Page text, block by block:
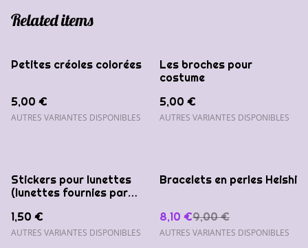
Related items
Petites créoles colorées
5,00 €
AUTRES VARIANTES DISPONIBLES
Les broches pour
costume
5,00 €
AUTRES VARIANTES DISPONIBLES
Stickers pour lunettes
(lunettes fournies par
1,50 €
AUTRES VARIANTES DISPONIBLES
%
Bracelets en perles Heishi
8,10 €9,00 €
AUTRES VARIANTES DISPONIBLES